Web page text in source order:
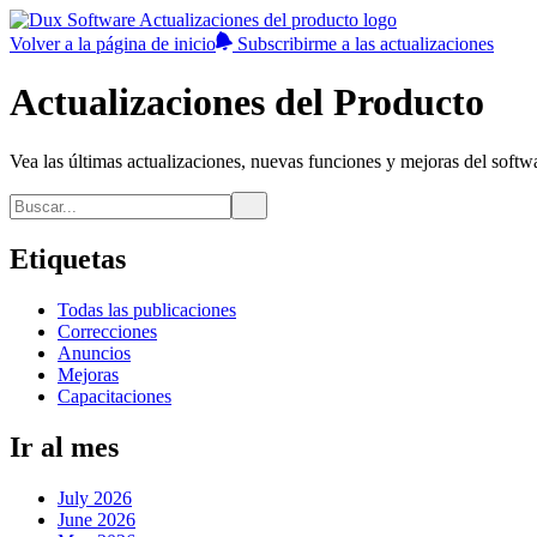
Volver a la página de inicio Subscribirme a las actualizaciones
Actualizaciones del Producto
Vea las últimas actualizaciones, nuevas funciones y mejoras del
Etiquetas
Todas las publicaciones
Correcciones
Anuncios
Mejoras
Capacitaciones
Ir al mes
July 2026
June 2026